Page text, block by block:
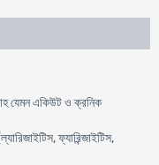
যেমন একিউট ও ক্রনিক
ফ্যারিন্জাইটিস,